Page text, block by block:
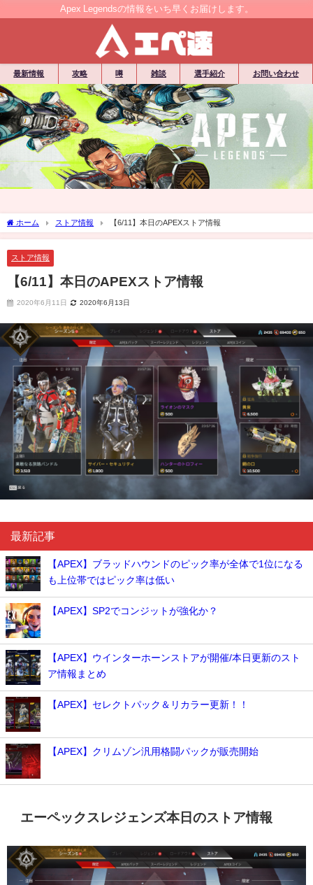
Apex Legendsの情報をいち早くお届けします。
最新情報 攻略 噂 雑談 選手紹介 お問い合わせ
ホーム ストア情報 【6/11】本日のAPEXストア情報
ストア情報
【6/11】本日のAPEXストア情報
2020年6月11日 2020年6月13日
最新記事
【APEX】ブラッドハウンドのピック率が全体で1位になる
も上位帯ではピック率は低い
【APEX】SP2でコンジットが強化か？
【APEX】ウインターホーンストアが開催/本日更新のスト
ア情報まとめ
【APEX】セレクトパック＆リカラー更新！！
【APEX】クリムゾン汎用格闘パックが販売開始
エーペックスレジェンズ本日のストア情報